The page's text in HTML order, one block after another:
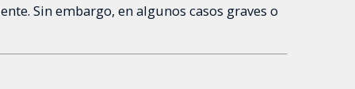
Sin embargo, en algunos casos graves o